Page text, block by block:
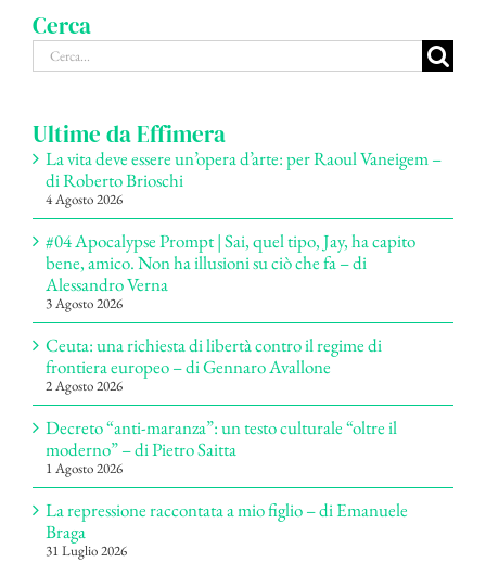
Cerca
Cerca
per:
Ultime da Effimera
La vita deve essere un’opera d’arte: per Raoul Vaneigem –
di Roberto Brioschi
4 Agosto 2026
#04 Apocalypse Prompt | Sai, quel tipo, Jay, ha capito
bene, amico. Non ha illusioni su ciò che fa – di
Alessandro Verna
3 Agosto 2026
Ceuta: una richiesta di libertà contro il regime di
frontiera europeo – di Gennaro Avallone
2 Agosto 2026
Decreto “anti-maranza”: un testo culturale “oltre il
moderno” – di Pietro Saitta
1 Agosto 2026
La repressione raccontata a mio figlio – di Emanuele
Braga
31 Luglio 2026